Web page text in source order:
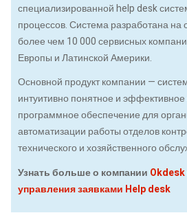
специализированной help desk
процессов. Система разработана на
более чем 10 000 сервисных
Европы и Латинской Америки.
Основной продукт компании —
интуитивно понятное и
программное обеспечение для
автоматизации работы отделов
технического и хозяйственного
Узнать больше о компании Okdesk
управления заявками Help desk